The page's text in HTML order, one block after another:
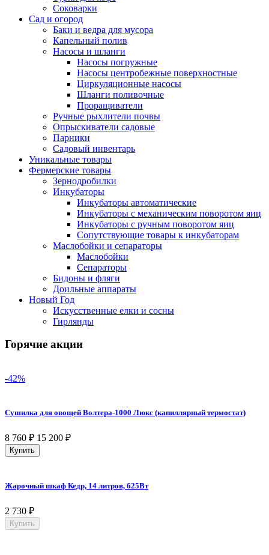
Соковарки
Сад и огород
Баки и ведра для мусора
Капельный полив
Насосы и шланги
Насосы погружные
Насосы центробежные поверхностные
Циркуляционные насосы
Шланги поливочные
Проращиватели
Ручные рыхлители почвы
Опрыскиватели садовые
Парники
Садовый инвентарь
Уникальные товары
Фермерские товары
Зернодробилки
Инкубаторы
Инкубаторы автоматические
Инкубаторы с механическим поворотом яиц
Инкубаторы с ручным поворотом яиц
Сопутствующие товары к инкубаторам
Маслобойки и сепараторы
Маслобойки
Сепараторы
Бидоны и фляги
Доильные аппараты
Новый Год
Искусственные елки и сосны
Гирлянды
Горячие акции
-42%
Сушилка для овощей Волтера-1000 Люкс (капиллярный термостат)
8 760 ₽ 15 200 ₽
Купить
Жарочный шкаф Кедр, 14 литров, 625Вт
2 730 ₽
Купить